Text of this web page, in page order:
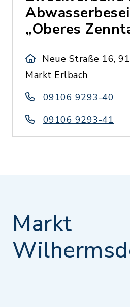
„Oberes
Neue Straße 16,
Markt Erlbach
09106 9293-40
09106 9293-41
Markt